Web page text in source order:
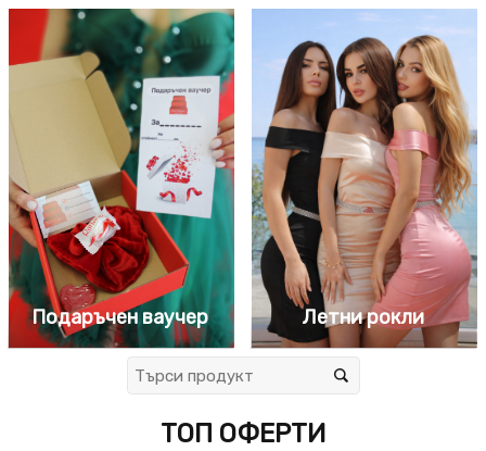
Подаръчен ваучер Летни рокли
ТОП ОФЕРТИ